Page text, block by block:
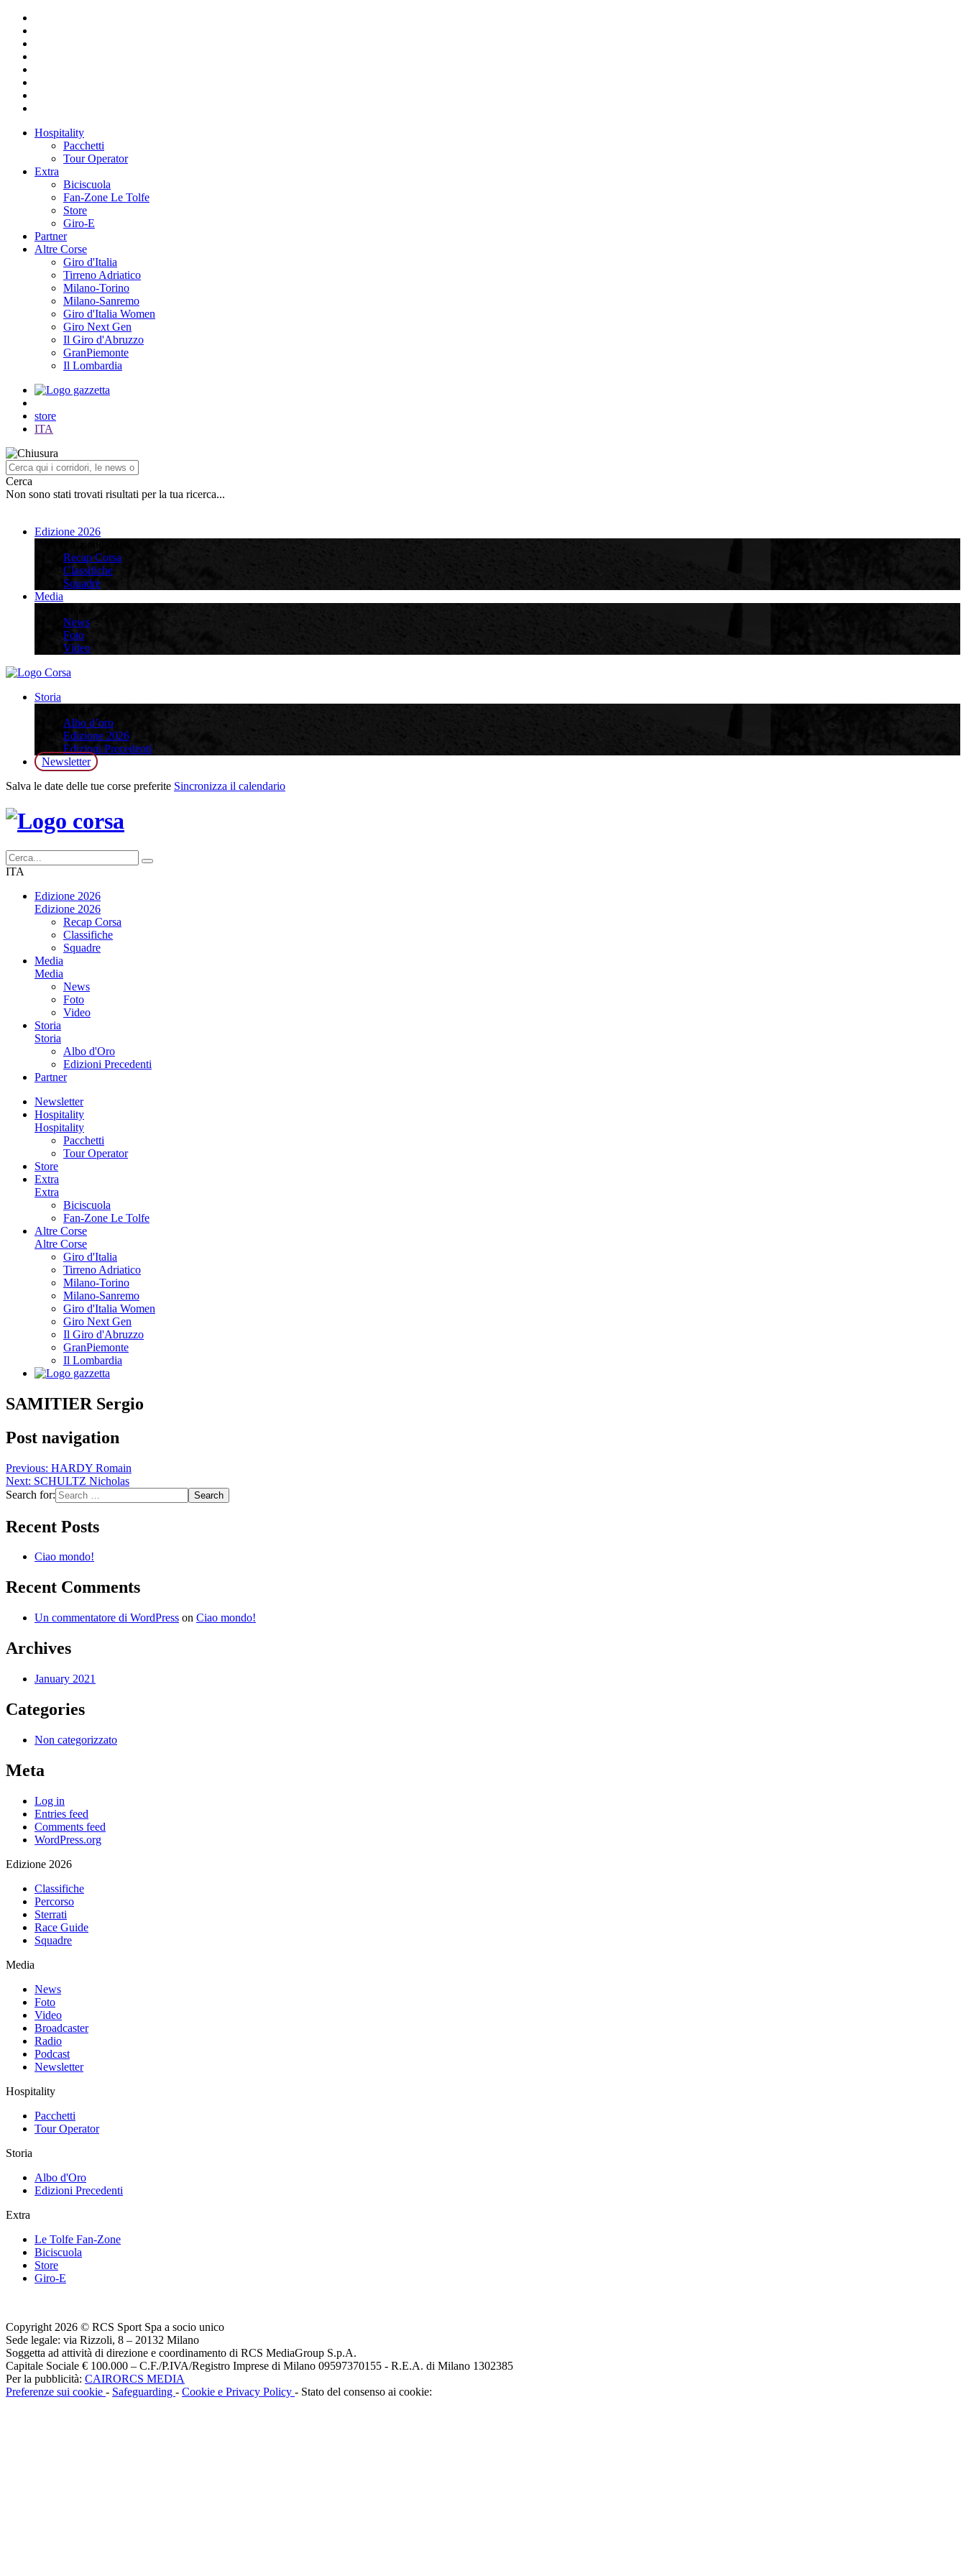
Hospitality
Pacchetti
Tour Operator
Extra
Biciscuola
Fan-Zone Le Tolfe
Store
Giro-E
Partner
Altre Corse
Giro d'Italia
Tirreno Adriatico
Milano-Torino
Milano-Sanremo
Giro d'Italia Women
Giro Next Gen
Il Giro d'Abruzzo
GranPiemonte
Il Lombardia
store
ITA
Cerca
Non sono stati trovati risultati per la tua ricerca...
Edizione 2026
Recap Corsa
Classifiche
Squadre
Media
News
Foto
Video
Storia
Albo d’oro
Edizione 2026
Edizioni Precedenti
Newsletter
Salva le date delle tue corse preferite Sincronizza il calendario
ITA
Edizione 2026
Edizione 2026
Recap Corsa
Classifiche
Squadre
Media
Media
News
Foto
Video
Storia
Storia
Albo d'Oro
Edizioni Precedenti
Partner
Newsletter
Hospitality
Hospitality
Pacchetti
Tour Operator
Store
Extra
Extra
Biciscuola
Fan-Zone Le Tolfe
Altre Corse
Altre Corse
Giro d'Italia
Tirreno Adriatico
Milano-Torino
Milano-Sanremo
Giro d'Italia Women
Giro Next Gen
Il Giro d'Abruzzo
GranPiemonte
Il Lombardia
SAMITIER Sergio
Post navigation
Previous: HARDY Romain
Next: SCHULTZ Nicholas
Search for:
Recent Posts
Ciao mondo!
Recent Comments
Un commentatore di WordPress on Ciao mondo!
Archives
January 2021
Categories
Non categorizzato
Meta
Log in
Entries feed
Comments feed
WordPress.org
Edizione 2026
Classifiche
Percorso
Sterrati
Race Guide
Squadre
Media
News
Foto
Video
Broadcaster
Radio
Podcast
Newsletter
Hospitality
Pacchetti
Tour Operator
Storia
Albo d'Oro
Edizioni Precedenti
Extra
Le Tolfe Fan-Zone
Biciscuola
Store
Giro-E
Copyright 2026 © RCS Sport Spa a socio unico
Sede legale: via Rizzoli, 8 – 20132 Milano
Soggetta ad attività di direzione e coordinamento di RCS MediaGroup S.p.A.
Capitale Sociale € 100.000 – C.F./P.IVA/Registro Imprese di Milano 09597370155 - R.E.A. di Milano 1302385
Per la pubblicità: CAIRORCS MEDIA
Preferenze sui cookie - Safeguarding - Cookie e Privacy Policy - Stato del consenso ai cookie: